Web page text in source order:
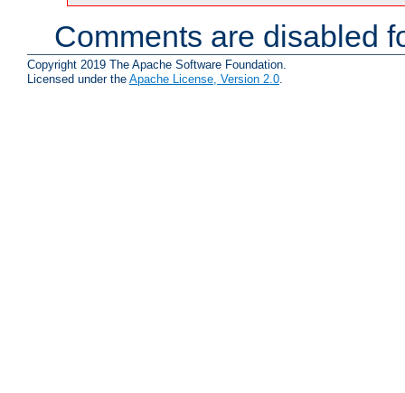
Comments are disabled
Copyright 2019 The Apache Software Foundation.
Licensed under the Apache License, Version 2.0